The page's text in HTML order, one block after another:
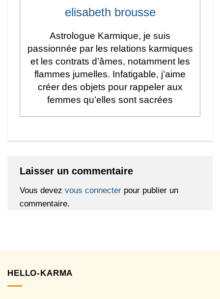
elisabeth brousse
Astrologue Karmique, je suis
passionnée par les relations karmiques
et les contrats d’âmes, notamment les
flammes jumelles. Infatigable, j’aime
créer des objets pour rappeler aux
femmes qu’elles sont sacrées
Laisser un commentaire
Vous devez vous connecter pour publier un
commentaire.
HELLO-KARMA